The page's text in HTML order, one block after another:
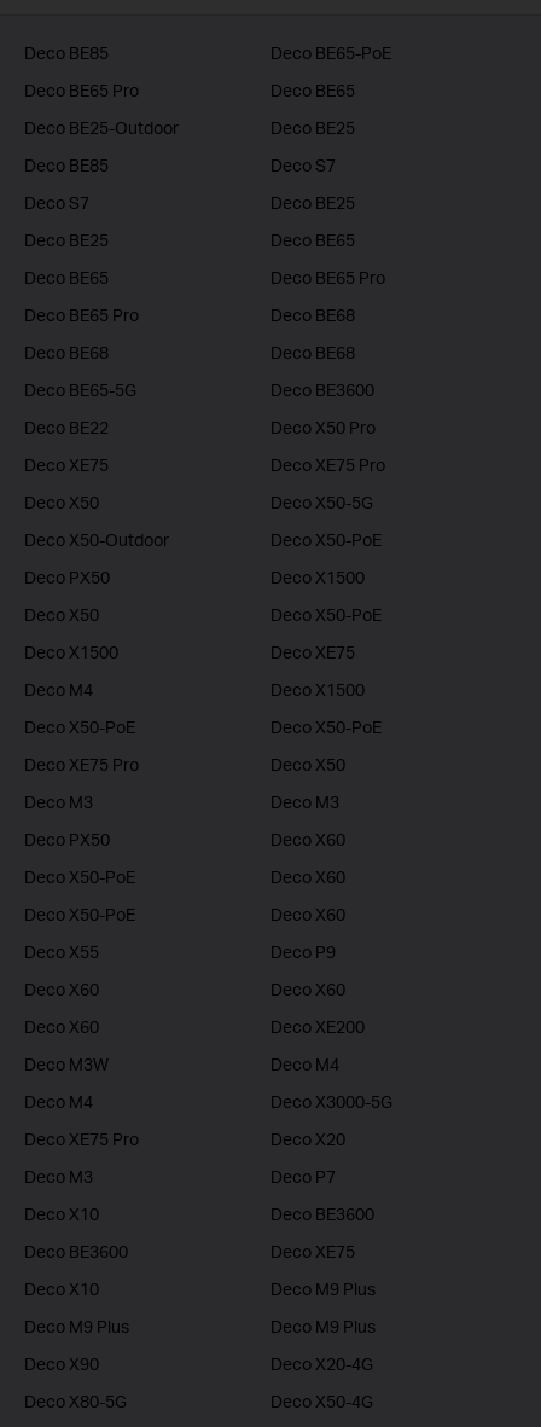
Deco BE85
Deco BE65-PoE
Deco BE65 Pro
Deco BE65
Deco BE25-Outdoor
Deco BE25
Deco BE85
Deco S7
Deco S7
Deco BE25
Deco BE25
Deco BE65
Deco BE65
Deco BE65 Pro
Deco BE65 Pro
Deco BE68
Deco BE68
Deco BE68
Deco BE65-5G
Deco BE3600
Deco BE22
Deco X50 Pro
Deco XE75
Deco XE75 Pro
Deco X50
Deco X50-5G
Deco X50-Outdoor
Deco X50-PoE
Deco PX50
Deco X1500
Deco X50
Deco X50-PoE
Deco X1500
Deco XE75
Deco M4
Deco X1500
Deco X50-PoE
Deco X50-PoE
Deco XE75 Pro
Deco X50
Deco M3
Deco M3
Deco PX50
Deco X60
Deco X50-PoE
Deco X60
Deco X50-PoE
Deco X60
Deco X55
Deco P9
Deco X60
Deco X60
Deco X60
Deco XE200
Deco M3W
Deco M4
Deco M4
Deco X3000-5G
Deco XE75 Pro
Deco X20
Deco M3
Deco P7
Deco X10
Deco BE3600
Deco BE3600
Deco XE75
Deco X10
Deco M9 Plus
Deco M9 Plus
Deco M9 Plus
Deco X90
Deco X20-4G
Deco X80-5G
Deco X50-4G